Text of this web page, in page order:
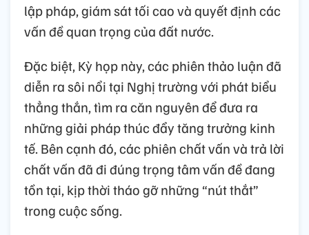
lập pháp, giám sát tối cao và quyết định các
vấn đề quan trọng của đất nước.
Đặc biệt, Kỳ họp này, các phiên thảo luận đã
diễn ra sôi nổi tại Nghị trường với phát biểu
thẳng thắn, tìm ra căn nguyên để đưa ra
những giải pháp thúc đẩy tăng trưởng kinh
tế. Bên cạnh đó, các phiên chất vấn và trả lời
chất vấn đã đi đúng trọng tâm vấn đề đang
tồn tại, kịp thời tháo gỡ những “nút thắt”
trong cuộc sống.